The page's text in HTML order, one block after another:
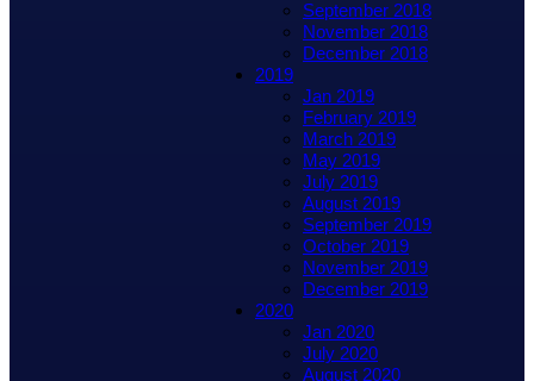
September 2018
November 2018
December 2018
2019
Jan 2019
February 2019
March 2019
May 2019
July 2019
August 2019
September 2019
October 2019
November 2019
December 2019
2020
Jan 2020
July 2020
August 2020